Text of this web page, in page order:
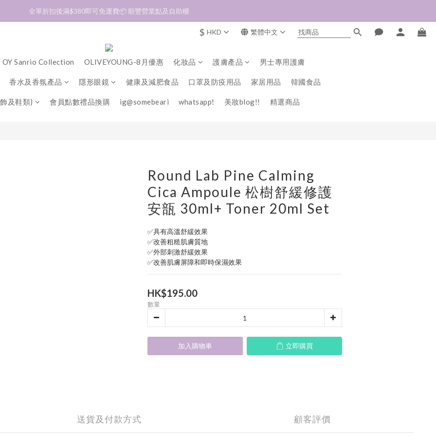
加入會員❤️生日月首天送$30 💛商品可郵寄至澳門🇲🇴及台灣🇹🇼
全單折扣後滿$380即可免運費📦 順豐營業點及自助櫃
加入會員❤️生日月首天送$30 💛商品可郵寄至澳門🇲🇴及台灣🇹🇼
$ HKD 繁體中文
OY Sanrio Collection OLIVEYOUNG-8月優惠 化妝品 護膚產品 男士專用護膚
香水及香氛產品 隱形眼鏡 健康及減肥食品 口罩及防疫用品 家居用品 韓國食品
及鞋類) 會員點數禮品換購 ig@somebeari whatsapp! 美妝blog!! 精選商品
Round Lab Pine Calming
Cica Ampoule 松樹舒緩修護
安瓿 30ml+ Toner 20ml Set
✅具有高溫舒緩效果
✅改善粗糙肌膚質地
✅外部刺激舒緩效果
✅改善肌膚屏障和即時保濕效果
HK$195.00
數量
加入購物車 立即購買
送貨及付款方式 顧客評價
立即購買